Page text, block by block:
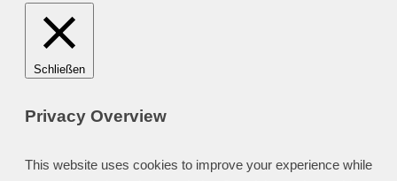
Schließen
Privacy Overview
This website uses cookies to improve your experience while